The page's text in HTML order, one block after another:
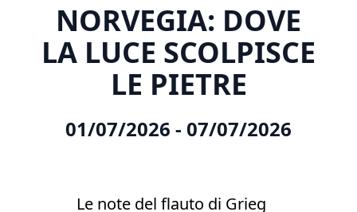
NORVEGIA: DOVE
LA LUCE SCOLPISCE
LE PIETRE
01/07/2026 ‐ 07/07/2026
Le note del flauto di Grieg